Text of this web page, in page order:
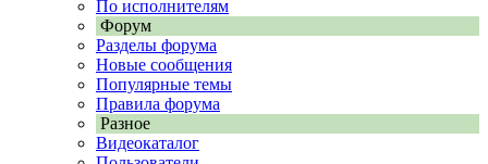
По исполнителям
Форум
Разделы форума
Новые сообщения
Популярные темы
Правила форума
Разное
Видеокаталог